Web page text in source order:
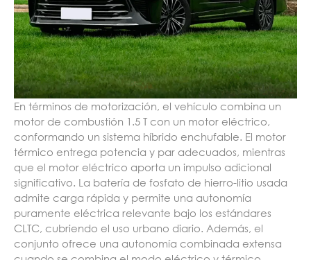
En términos de motorización, el vehículo combina un
motor de combustión 1.5 T con un motor eléctrico,
conformando un sistema híbrido enchufable. El motor
térmico entrega potencia y par adecuados, mientras
que el motor eléctrico aporta un impulso adicional
significativo. La batería de fosfato de hierro-litio usada
admite carga rápida y permite una autonomía
puramente eléctrica relevante bajo los estándares
CLTC, cubriendo el uso urbano diario. Además, el
conjunto ofrece una autonomía combinada extensa